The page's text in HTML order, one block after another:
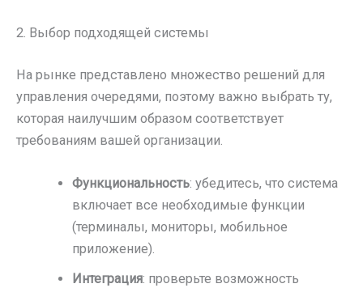
2. Выбор подходящей системы
На рынке представлено множество решений для
управления очередями, поэтому важно выбрать ту,
которая наилучшим образом соответствует
требованиям вашей организации.
Функциональность: убедитесь, что система
включает все необходимые функции
(терминалы, мониторы, мобильное
приложение).
Интеграция: проверьте возможность